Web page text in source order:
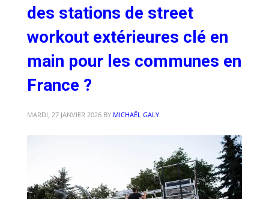
des stations de street
workout extérieures clé en
main pour les communes en
France ?
MARDI, 27 JANVIER 2026 BY MICHAËL GALY